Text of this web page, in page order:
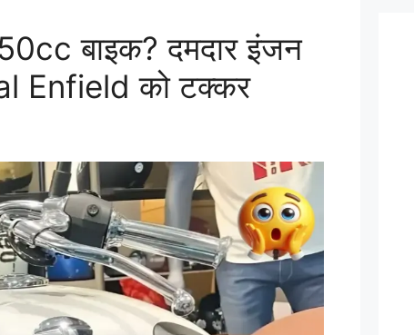
बाइक? दमदार इंजन
Enfield को टक्कर